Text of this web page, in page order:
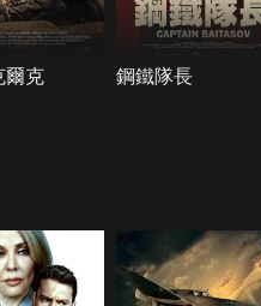
爾克 鋼鐵隊長